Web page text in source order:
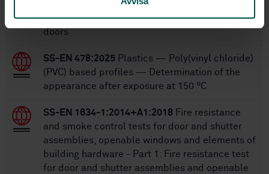
SS-EN 17410:2021Plastics - Controlled loop
recycling of PVC-U profiles from windows and
doors
SS-EN 478:2025 Plastics — Poly(vinyl chloride)
(PVC) based profiles — Determination of the
appearance after exposure at 150 °C
SS-EN 1634-1:2014+A1:2018 Fire resistance
and smoke control tests for door and shutter
assemblies, openable windows and elements of
building hardware - Part 1: Fire resistance test
for door and shutter assemblies and openable